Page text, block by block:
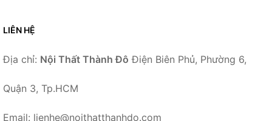
LIÊN HỆ
Địa chỉ: Nội Thất Thành Đô Điện Biên Phủ, Phường 6,
Quận 3, Tp.HCM
Email: lienhe@noithatthanhdo.com